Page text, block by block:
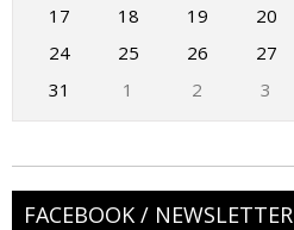
17
18 19 20
24
25 26 27
31
1 2 3
FACEBOOK / NEWSLETTER